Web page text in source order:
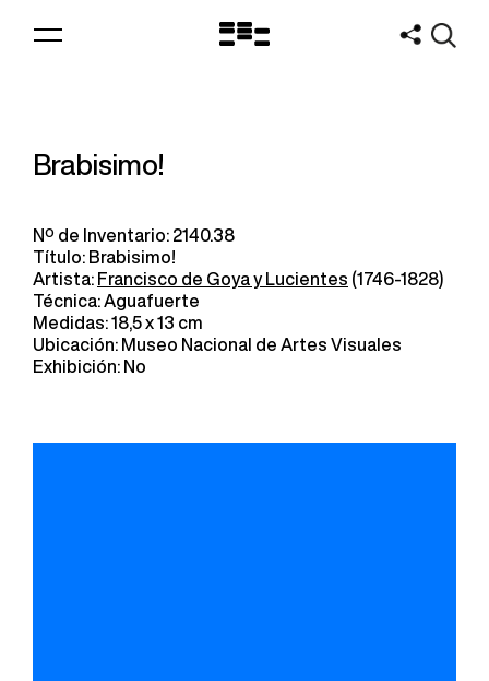
Logo
Brabisimo!
Nº de Inventario: 2140.38
Título: Brabisimo!
Artista: Francisco de Goya y Lucientes (1746-1828)
Técnica: Aguafuerte
Medidas: 18,5 x 13 cm
Ubicación: Museo Nacional de Artes Visuales
Exhibición: No